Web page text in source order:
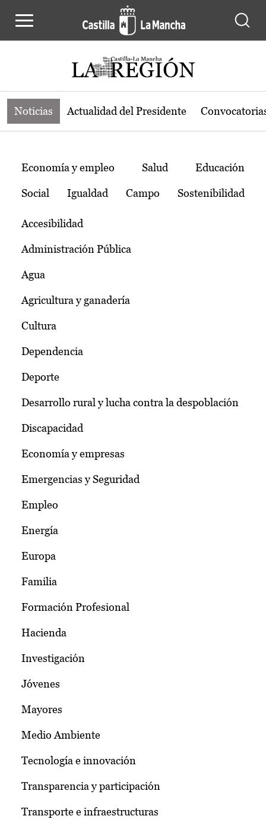
Noticias de la región de Castilla-La
Noticias Actualidad del Presidente
Temas
Economía y empleo Salud Educación
Social Igualdad Campo Sostenibilidad
Accesibilidad
Administración Pública
Agua
Agricultura y ganadería
Cultura
Dependencia
Deporte
Desarrollo rural y lucha contra la despoblación
Discapacidad
Economía y empresas
Emergencias y Seguridad
Empleo
Energía
Europa
Familia
Formación Profesional
Hacienda
Investigación
Jóvenes
Mayores
Medio Ambiente
Tecnología e innovación
Transparencia y participación
Transporte e infraestructuras